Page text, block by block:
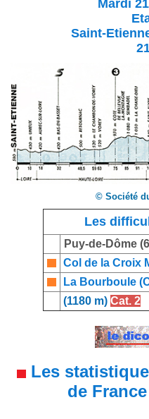
Mardi
Saint-
© Société
Les
Puy-de-Dôme
Col de la Croix
La Bourboule
(1180 m) Cat. 2
Les
de